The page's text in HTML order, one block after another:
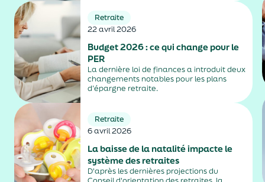
parfaitement à jour. Pourtant, vérifier
régulièrement ses droits permet
d’anticiper, de...
Retraite
22 avril 2026
Budget 2026 : ce qui change pour le
PER
La dernière loi de finances a introduit deux
changements notables pour les plans
d’épargne retraite.
Retraite
6 avril 2026
La baisse de la natalité impacte le
système des retraites
D'après les dernières projections du